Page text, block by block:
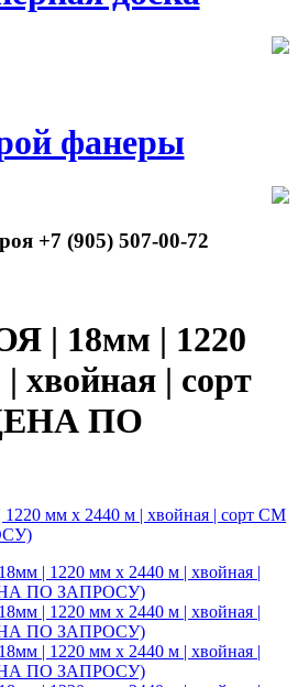
фанеры
+7 (905) 507-00-72
| 18мм | 1220
хвойная | сорт
ПО